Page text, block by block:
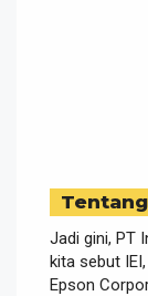
Jadi gini, PT
kita sebut
Epson